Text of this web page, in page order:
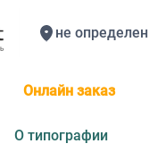
не определен
Онлайн заказ
О типографии